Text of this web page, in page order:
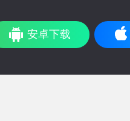
安卓下载